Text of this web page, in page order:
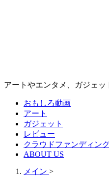
アートやエンタメ、ガジェ
おもしろ動画
アート
ガジェット
レビュー
クラウドファンディン
ABOUT US
メイン >